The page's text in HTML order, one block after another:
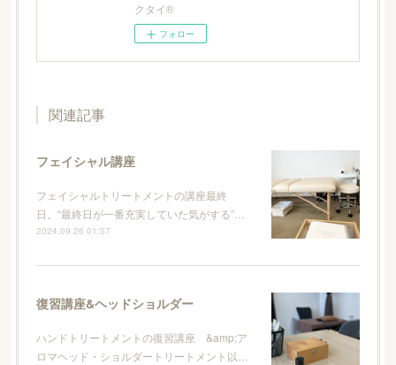
クタイ®
フォロー
関連記事
フェイシャル講座
フェイシャルトリートメントの講座最終
日。“最終日が一番充実していた気がする”…
2024.09.26 01:57
復習講座&ヘッドショルダー
ハンドトリートメントの復習講座 &amp;ア
ロマヘッド・ショルダートリートメント以…